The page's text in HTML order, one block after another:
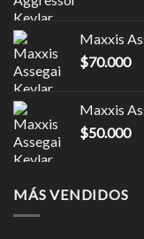
Maxxis
$70.000
Maxxis
$50.000
MÁS VENDIDOS